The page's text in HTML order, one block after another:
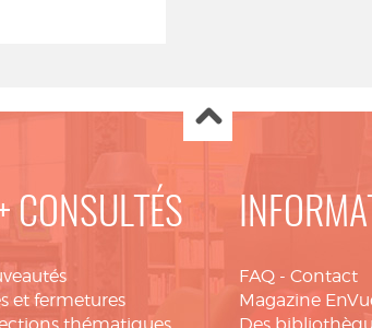
CONSULTÉS
et fermetures
FAQ - Contact
Magazine